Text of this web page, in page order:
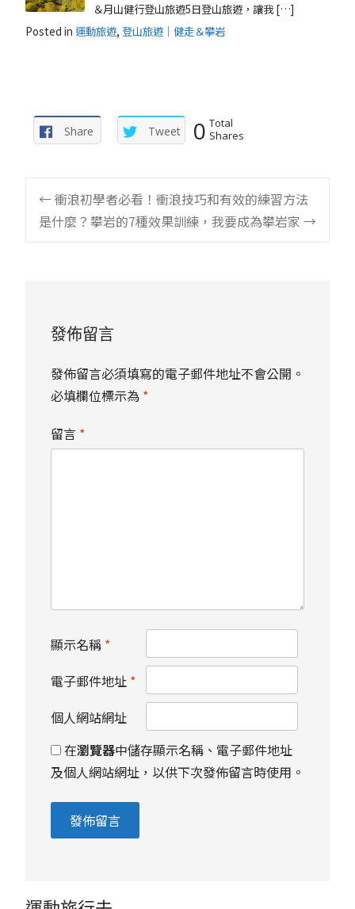
＆月山健行登山旅遊5日登山旅遊，讓我 […]
Posted in 運動旅遊, 登山旅遊｜健走＆攀岩
Share Tweet 0 Total
Shares
Post
navigation
←衝浪初學者必看！衝浪技巧和有效的練習方法
是什麼？ 攀岩的7種效果訓練，我要成為攀岩家 →
發佈留言
發佈留言必須填寫的電子郵件地址不會公開。
必填欄位標示為 *
留言 *
顯示名稱 *
電子郵件地址 *
個人網站網址
在瀏覽器中儲存顯示名稱、電子郵件地址
及個人網站網址，以供下次發佈留言時使用。